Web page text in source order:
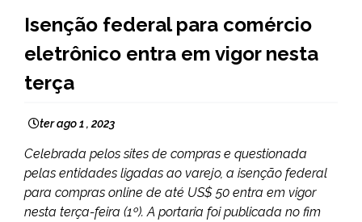
CAPELINHA
MINAS
NOTÍCIAS
Isenção federal para comércio
eletrônico entra em vigor nesta
terça
ter ago 1 , 2023
Celebrada pelos sites de compras e questionada
pelas entidades ligadas ao varejo, a isenção federal
para compras online de até US$ 50 entra em vigor
nesta terça-feira (1º). A portaria foi publicada no fim